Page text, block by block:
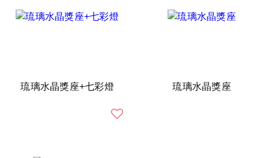
琉璃水晶獎座+七彩燈 琉璃水晶獎座